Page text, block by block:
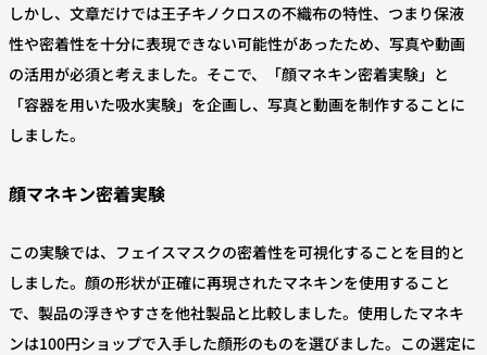
しかし、文章だけでは王子キノクロスの不織布の特性、つまり保液
性や密着性を十分に表現できない可能性があったため、写真や動画
の活用が必須と考えました。そこで、「顔マネキン密着実験」と
「容器を用いた吸水実験」を企画し、写真と動画を制作することに
しました。
顔マネキン密着実験
この実験では、フェイスマスクの密着性を可視化することを目的と
しました。顔の形状が正確に再現されたマネキンを使用すること
で、製品の浮きやすさを他社製品と比較しました。使用したマネキ
ンは100円ショップで入手した顔形のものを選びました。この選定に